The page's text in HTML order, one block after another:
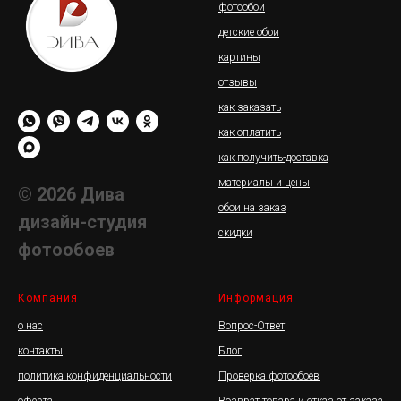
день.
© 2026 Дива
дизайн-студия
фотообоев
фотообои
детские обои
картины
отзывы
как заказать
как оплатить
как получить-доставка
материалы и цены
обои на заказ
скидки
Компания
о нас
контакты
политика конфиденциальности
Информация
Вопрос-Ответ
Блог
Проверка фотообоев